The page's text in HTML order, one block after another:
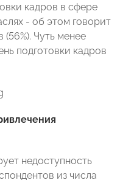
кадров в сфере
- об этом говорит
Чуть менее
подготовки кадров
недоступность
из числа